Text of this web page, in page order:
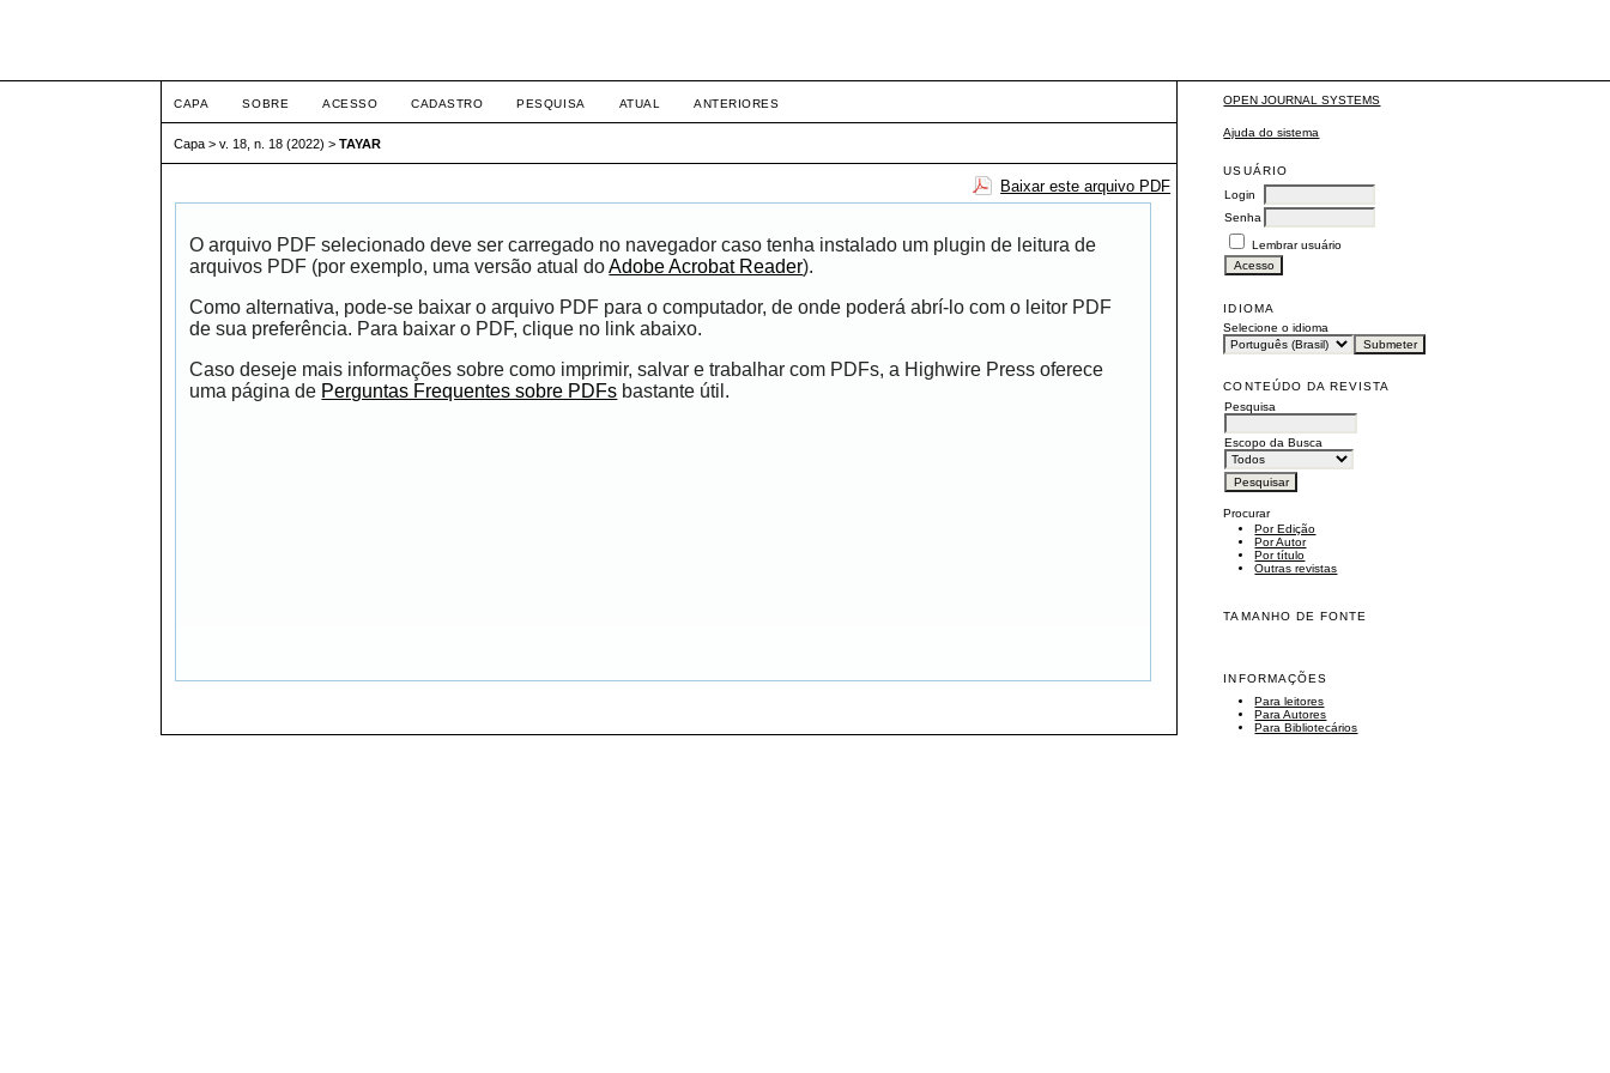
OPEN JOURNAL SYSTEMS
Ajuda do sistema
USUÁRIO
Login
Senha
Lembrar usuário
IDIOMA
Selecione o idioma
CONTEÚDO DA REVISTA
Pesquisa
Escopo da Busca
Procurar
Por Edição
Por Autor
Por título
Outras revistas
TAMANHO DE FONTE
INFORMAÇÕES
Para leitores
Para Autores
Para Bibliotecários
CAPA SOBRE ACESSO CADASTRO PESQUISA ATUAL ANTERIORES
Capa >v. 18, n. 18 (2022) >TAYAR
Baixar este arquivo PDF
O arquivo PDF selecionado deve ser carregado no navegador caso tenha instalado um plugin de leitura de
arquivos PDF (por exemplo, uma versão atual doAdobe Acrobat Reader).
Como alternativa, pode-se baixar o arquivo PDF para o computador, de onde poderá abrí-lo com o leitor PDF
de sua preferência. Para baixar o PDF, clique no link abaixo.
Caso deseje mais informações sobre como imprimir, salvar e trabalhar com PDFs, a Highwire Press oferece
uma página de Perguntas Frequentes sobre PDFs bastante útil.